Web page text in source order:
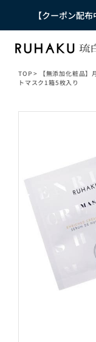
【クーポン配
TOP > 【無添加化粧品
トマスク1箱5枚入り